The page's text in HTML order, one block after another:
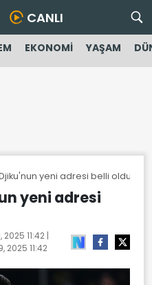
CANLI
EKONOMİ YAŞAM
yeni adresi belli oldu
yeni adresi
2025 11:42 |
2025 11:42